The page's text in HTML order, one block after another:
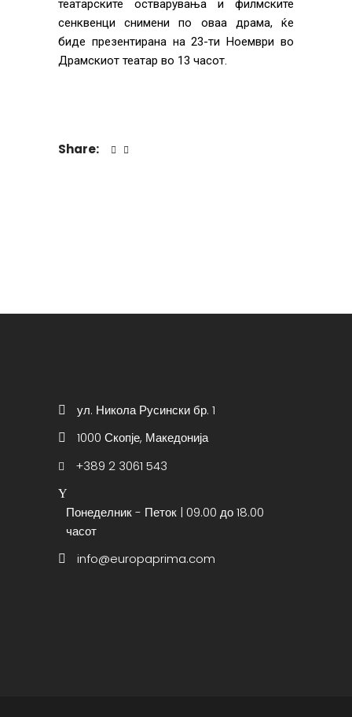
театарските остварувања и филмските
сенквенци снимени по оваа драма, ќе
биде презентирана на 23-ти Ноември во
Драмскиот театар во 13 часот.
Share:
ул. Никола Русински бр. 1
1000 Скопје, Македонија
+389 2 3061 543
Понеделник - Петок | 09.00 до 18.00
часот
info@europaprima.com